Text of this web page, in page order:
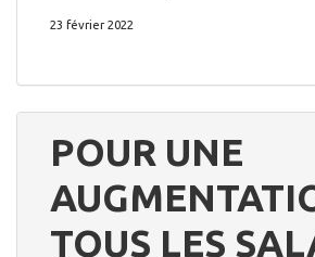
23 février 2022
POUR UNE
TOUS LES